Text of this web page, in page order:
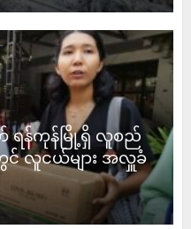
ရန်ကုန်မြို့ရှိ လူစည်
တွင် လူငယ်များ အလှူခံ